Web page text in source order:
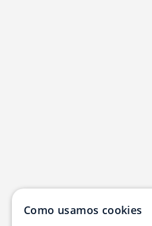
Como usamos cookies